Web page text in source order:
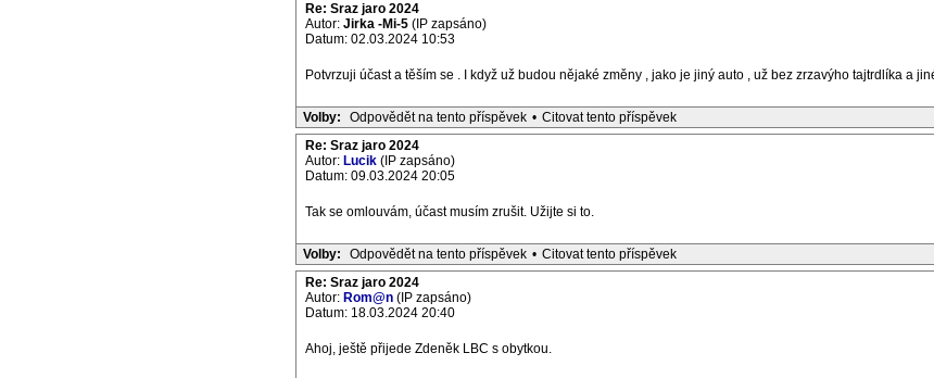
Re: Sraz jaro 2024
Autor: Jirka -Mi-5 (IP zapsáno)
Datum: 02.03.2024 10:53
Potvrzuji účast a těším se . I když už budou nějaké změny , jako je jiný auto , už bez zrzavýho tajtrdlíka a
Volby: Odpovědět na tento příspěvek • Citovat tento příspěvek
Re: Sraz jaro 2024
Autor: Lucik (IP zapsáno)
Datum: 09.03.2024 20:05
Tak se omlouvám, účast musím zrušit. Užijte si to.
Volby: Odpovědět na tento příspěvek • Citovat tento příspěvek
Re: Sraz jaro 2024
Autor: Rom@n (IP zapsáno)
Datum: 18.03.2024 20:40
Ahoj, ještě přijede Zdeněk LBC s obytkou.